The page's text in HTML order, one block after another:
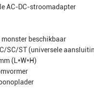
AC-DC-stroomadapter
beschikbaar
SC/ST (universele
(L*W*H)